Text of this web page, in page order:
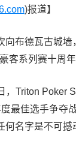
)报道】
向布德瓦古城
系列赛十周年
，Triton Poker
最佳选手争夺
名字是不可撼